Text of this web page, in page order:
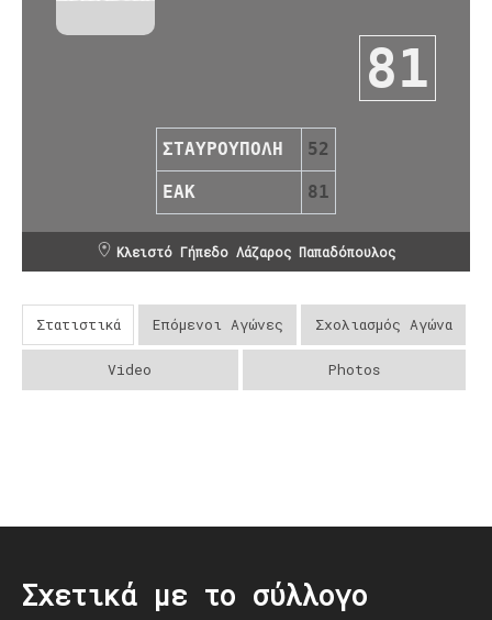
81
ΣΤΑΥΡΟΥΠΟΛΗ 52
ΕΑΚ 81
Κλειστό Γήπεδο Λάζαρος Παπαδόπουλος
Στατιστικά Επόμενοι Αγώνες Σχολιασμός Αγώνα
Video Photos
Σχετικά με το σύλλογο